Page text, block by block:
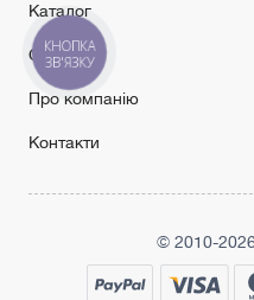
Каталог
Сервіс
Про компанію
Контакти
© 2010-
КНОПКА
ЗВ'ЯЗКУ